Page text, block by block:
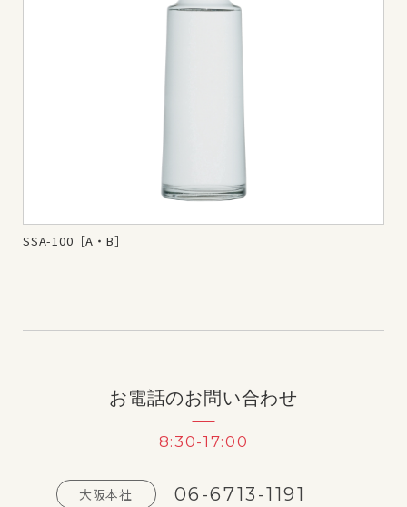
SSA-100［A・B］
お電話のお問い合わせ
8:30-17:00
大阪本社 06-6713-1191